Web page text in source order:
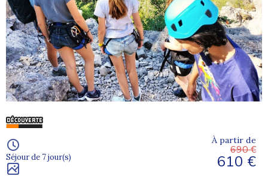
Séjour de 7 jour(s)
À partir de
690 €
610 €